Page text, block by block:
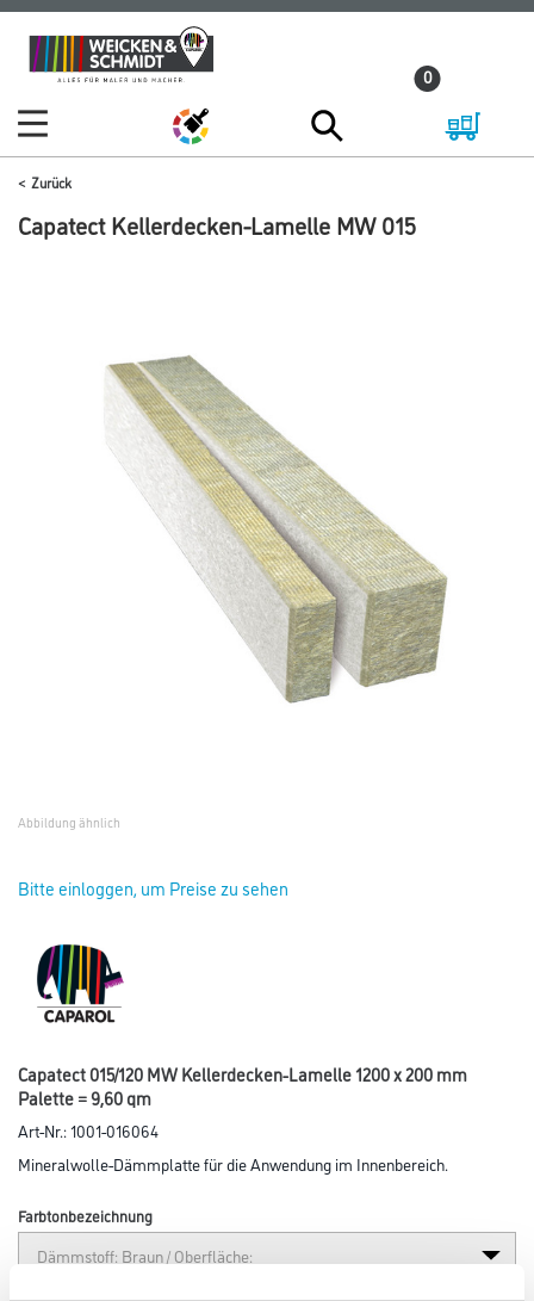
Zum
Inhalt
Zum
Navigationsmenü
0
Zurück
Capatect Kellerdecken-Lamelle MW 015
Abbildung ähnlich
Bitte einloggen, um Preise zu sehen
Capatect 015/120 MW Kellerdecken-Lamelle 1200 x 200 mm
Palette = 9,60 qm
Art-Nr.:1001-016064
Mineralwolle-Dämmplatte für die Anwendung im Innenbereich.
Farbtonbezeichnung